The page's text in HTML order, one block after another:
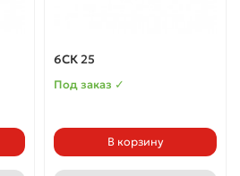
6СК 25
Под заказ ✓
В корзину